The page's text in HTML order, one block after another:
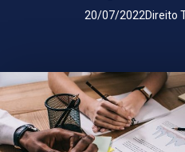
20/07/2022Direito